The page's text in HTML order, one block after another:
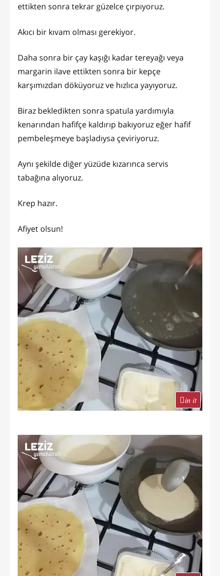
ettikten sonra tekrar güzelce çırpıyoruz.
Akıcı bir kıvam olması gerekiyor.
Daha sonra bir çay kaşığı kadar tereyağı veya
margarin ilave ettikten sonra bir kepçe
karşımızdan döküyoruz ve hızlıca yayıyoruz.
Biraz bekledikten sonra spatula yardımıyla
kenarından hafifçe kaldırıp bakıyoruz eğer hafif
pembeleşmeye başladıysa çeviriyoruz.
Aynı şekilde diğer yüzüde kızarınca servis
tabağına alıyoruz.
Krep hazır.
Afiyet olsun!
in it